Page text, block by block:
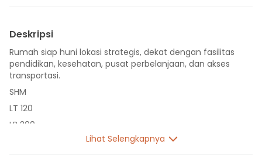
Deskripsi
Rumah siap huni lokasi strategis, dekat dengan fasilitas
pendidikan, kesehatan, pusat perbelanjaan, dan akses
transportasi.
SHM
LT 120
LB 200
Lihat Selengkapnya